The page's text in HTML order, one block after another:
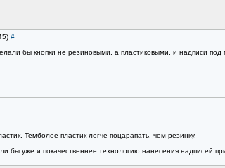
#
бы кнопки не резиновыми, а пластиковыми, и надписи
Темболее пластик легче поцарапать, чем резинку.
бы уже и покачественнее технологию нанесения надписей